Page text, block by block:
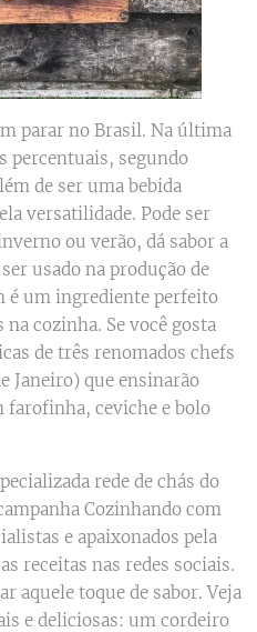
parar no Brasil. Na última
percentuais, segundo
de ser uma bebida
versatilidade. Pode ser
ou verão, dá sabor a
usado na produção de
é um ingrediente perfeito
cozinha. Se você gosta
de três renomados chefs
Janeiro) que ensinarão
farofinha, ceviche e bolo
rede de chás do
Cozinhando com
e apaixonados pela
receitas nas redes sociais.
aquele toque de sabor. Veja
e deliciosas: um cordeiro